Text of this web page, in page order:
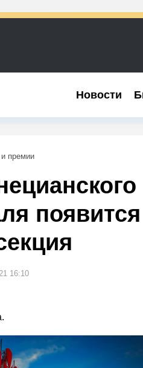
Новости
Новости
премии
появится
16:10